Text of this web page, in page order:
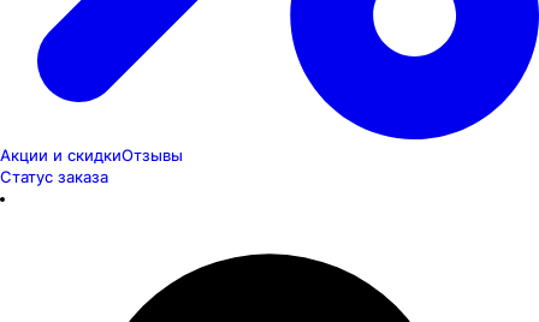
Акции и скидкиОтзывы
Статус заказа